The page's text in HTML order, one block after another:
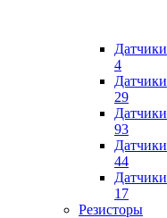
4
29
93
44
17
Резисторы